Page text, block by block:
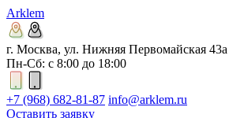
Arklem
г. Москва, ул. Нижняя Первомайская 43а
Пн-Сб: с 8:00 до 18:00
+7 (968) 682-81-87 info@arklem.ru
Оставить заявку